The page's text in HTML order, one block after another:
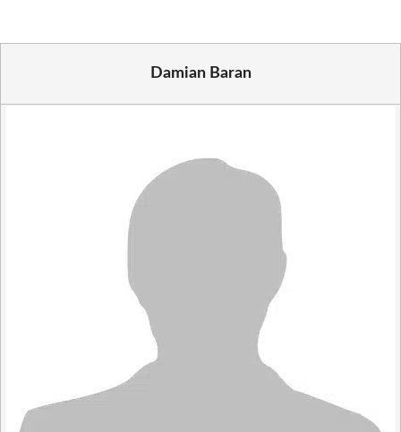
Damian Baran